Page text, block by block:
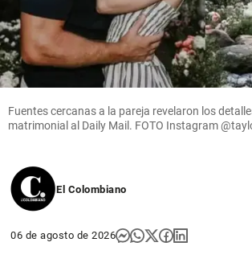
Fuentes cercanas a la pareja revelaron los
matrimonial al Daily Mail. FOTO Instagram
El Colombiano
06 de agosto de 2026